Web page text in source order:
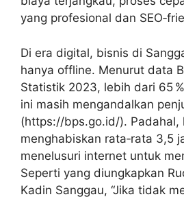
yang profesional dan
Di era digital, bisnis di
hanya offline. Menurut data
Statistik 2023, lebih dari 65
ini masih mengandalkan
(https://bps.go.id/). Padahal,
menghabiskan rata‑rata 3,5
menelusuri internet untuk
Seperti yang diungkapkan
Kadin Sanggau, “Jika tidak